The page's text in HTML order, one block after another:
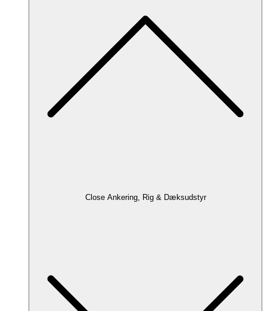
Close Ankering, Rig & Dæksudstyr